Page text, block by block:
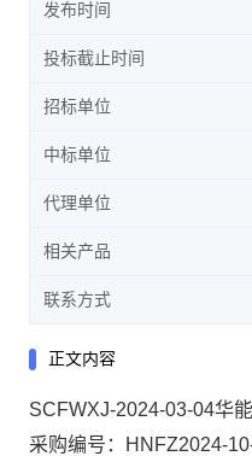
发布时间
投标截止时间
招标单位
中标单位
代理单位
相关产品
联系方式
正文内容
SCFWXJ-2024-03-04华
采购编号：HNFZ2024-